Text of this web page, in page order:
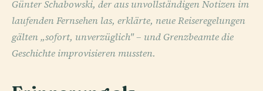
Günter Schabowski, der aus unvollständigen Notizen im
laufenden Fernsehen las, erklärte, neue Reiseregelungen
gälten „sofort, unverzüglich" – und Grenzbeamte die
Geschichte improvisieren mussten.